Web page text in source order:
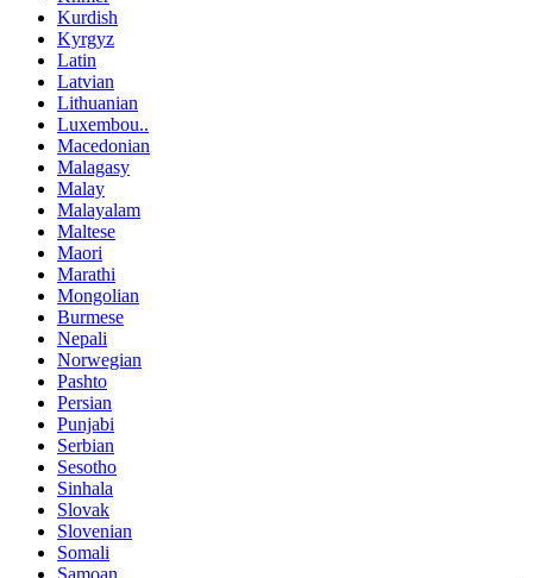
Kurdish
Kyrgyz
Latin
Latvian
Lithuanian
Luxembou..
Macedonian
Malagasy
Malay
Malayalam
Maltese
Maori
Marathi
Mongolian
Burmese
Nepali
Norwegian
Pashto
Persian
Punjabi
Serbian
Sesotho
Sinhala
Slovak
Slovenian
Somali
Samoan